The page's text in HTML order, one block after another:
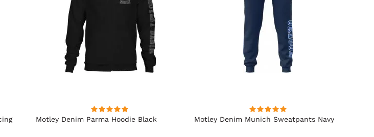
Motley Denim Parma Hoodie Black Motley Denim Munich Sweatpants Navy